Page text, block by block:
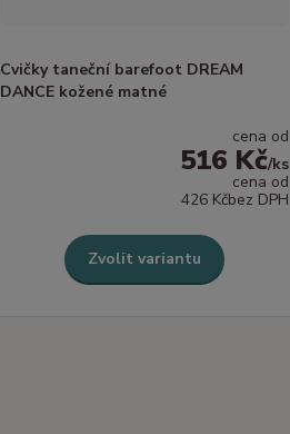
Cvičky taneční barefoot DREAM
DANCE kožené matné
cena od
516 Kč/ks
cena od
426 Kčbez DPH
Zvolit variantu